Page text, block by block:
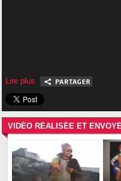
Lire plus